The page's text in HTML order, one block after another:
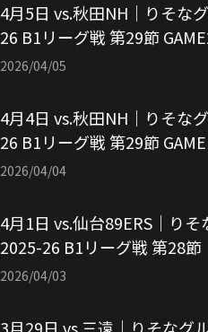
4月5日 vs.秋田NH｜りそな
26 B1リーグ戦 第29節
用：アルバルク東京）
2026/04/05
4月4日 vs.秋田NH｜りそな
26 B1リーグ戦 第29節
用：アルバルク東京）
2026/04/04
4月1日 vs.仙台89ERS｜りそ
2025-26 B1リーグ戦 第28
用：アルバルク東京）
2026/04/03